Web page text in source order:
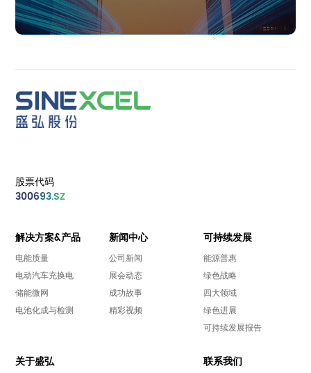
股票代码
300693.SZ
解决方案&产品
电能质量
电动汽车充换电
储能微网
电池化成与检测
新闻中心
公司新闻
展会动态
成功故事
精彩视频
可持续发展
能源普惠
绿色战略
四大领域
绿色进展
可持续发展报告
关于盛弘 联系我们